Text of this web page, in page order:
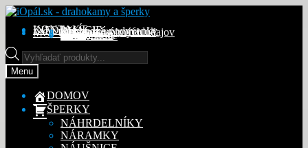
Preskočiť
navigáciu
Preskočiť
obsah
KONTAKT
INFORMÁCIE
Obchodné podmienky
Reklamačný poriadok
Ochrana osobných údajov
MÔJ ÚČETObjednávky
Adresy
Detaily účtu
Na stiahnutie
Products
search
Menu
DOMOV
ŠPERKY
NÁHRDELNÍKY
NÁRAMKY